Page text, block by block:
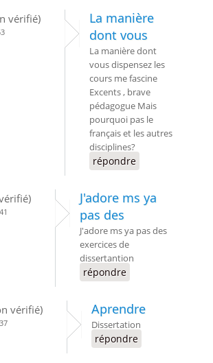
vérifié)
La manière
dont vous
La manière dont
vous dispensez les
cours me fascine
Excents , brave
pédagogue Mais
pourquoi pas le
français et les autres
disciplines?
répondre
J'adore ms ya
pas des
J'adore ms ya pas des
exercices de
dissertantion
répondre
vérifié) Aprendre
Dissertation
répondre